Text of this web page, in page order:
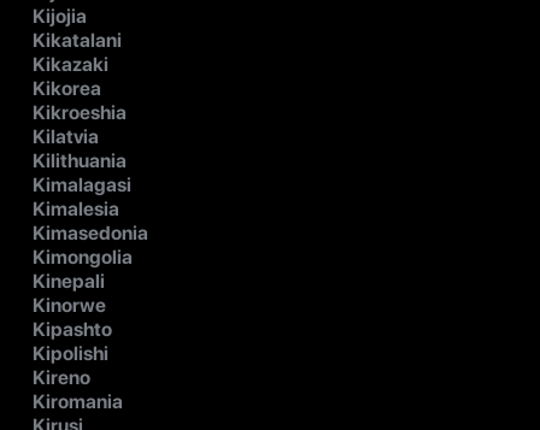
Kijojia
Kikatalani
Kikazaki
Kikorea
Kikroeshia
Kilatvia
Kilithuania
Kimalagasi
Kimalesia
Kimasedonia
Kimongolia
Kinepali
Kinorwe
Kipashto
Kipolishi
Kireno
Kiromania